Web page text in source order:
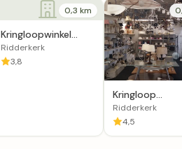
0,3 km
Kringloopwinkel
Snuffelpand
Meubelshowroom
Ridderkerk
3,8
Kringloop
Noordenweg in
Ridderkerk
Ridderkerk
4,5